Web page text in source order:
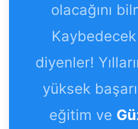
olacağını
Kaybedecek
diyenler!
yüksek
eğitim ve